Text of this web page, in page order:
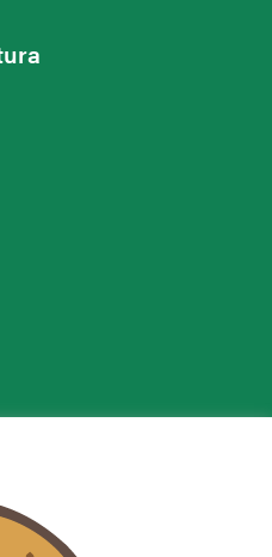
lasciare un